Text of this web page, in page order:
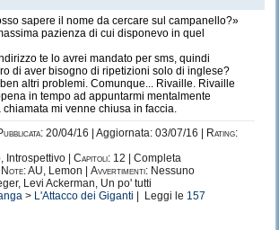
sapere il nome da cercare sul campanello?»
pazienza di cui disponevo in quel
te lo avrei mandato per sms, quindi
di aver bisogno di ripetizioni solo di inglese?
altri problemi. Comunque... Rivaille. Rivaille
in tempo ad appuntarmi mentalmente
mi venne chiusa in faccia.
20/04/16 | Aggiornata: 03/07/16 |
Rating:
Introspettivo | Capitoli: 12 | Completa
Note:AU, Lemon | Avvertimenti: Nessuno
Levi Ackerman, Un po' tutti
> L'Attacco dei Giganti | Leggi le 157